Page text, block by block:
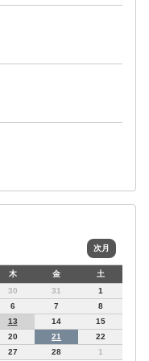
次月
木 金
土
30 31
1
6 7
8
13 14
15
20 21
22
27 28 1